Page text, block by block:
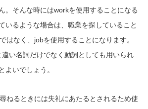
。そんな時にはworkを使用することになる
いるような場合は、職業を探していること
はなく、jobを使用することになります。
い名詞だけでなく動詞としても用いられ
よいでしょう。
ねるときには失礼にあたるとされるため使